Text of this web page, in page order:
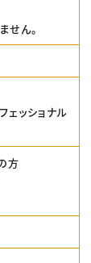
せん。
ェッショナル
方